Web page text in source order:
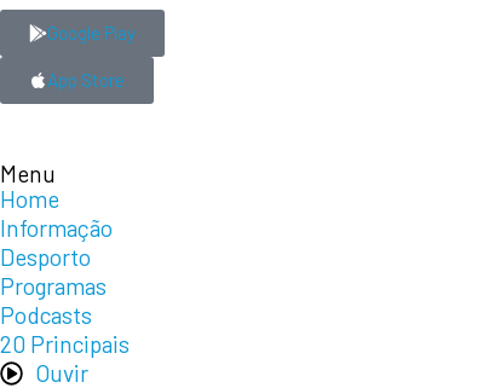
Google Play
App Store
Menu
Home
Informação
Desporto
Programas
Podcasts
20 Principais
Ouvir